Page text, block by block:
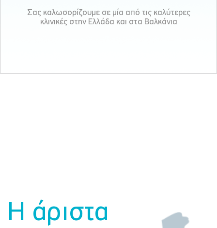
Σας καλωσορίζουμε σε μία από τις καλύτερες
κλινικές στην Ελλάδα και στα Βαλκάνια
Η άριστα